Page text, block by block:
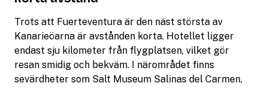
Trots att Fuerteventura är den näst största av
Kanarieöarna är avstånden korta. Hotellet ligger
endast sju kilometer från flygplatsen, vilket gör
resan smidig och bekväm. I närområdet finns
sevärdheter som Salt Museum Salinas del Carmen,